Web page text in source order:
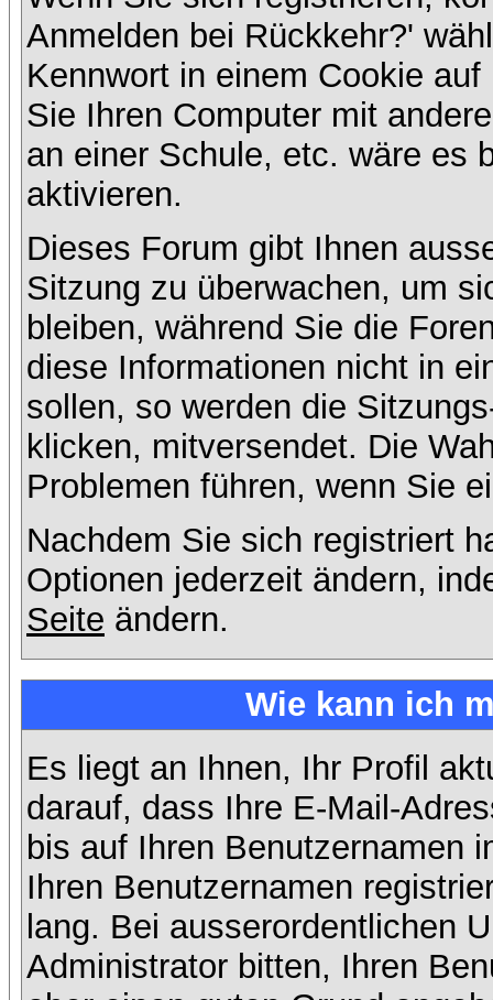
Anmelden bei Rückkehr?'
Kennwort in einem Cookie
Sie Ihren Computer mit
an einer Schule, etc. wäre es
aktivieren.
Dieses Forum gibt Ihnen
Sitzung zu überwachen, um
bleiben, während Sie die
diese Informationen nicht in
sollen, so werden die
klicken, mitversendet. Die
Problemen führen, wenn Sie
Nachdem Sie sich registriert
Optionen jederzeit ändern,
Seite ändern.
Wie kann ich
Es liegt an Ihnen, Ihr Profil
darauf, dass Ihre E-Mail-
bis auf Ihren Benutzernamen
Ihren Benutzernamen
lang. Bei ausserordentlichen
Administrator bitten, Ihren